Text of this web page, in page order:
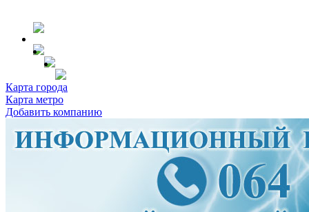
Карта города
Карта метро
Добавить компанию